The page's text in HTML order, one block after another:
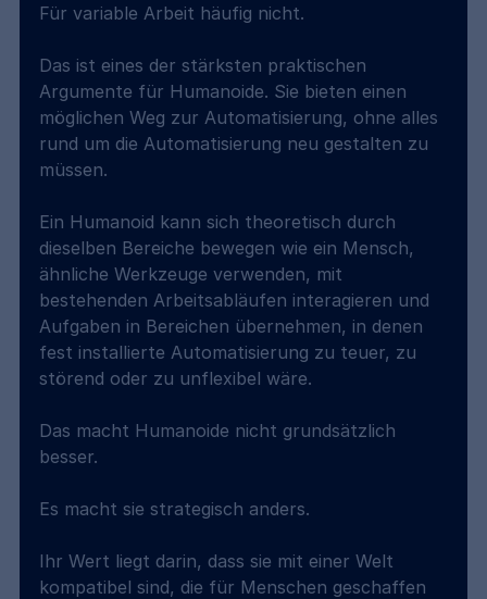
Für variable Arbeit häufig nicht.
Das ist eines der stärksten praktischen
Argumente für Humanoide. Sie bieten einen
möglichen Weg zur Automatisierung, ohne alles
rund um die Automatisierung neu gestalten zu
müssen.
Ein Humanoid kann sich theoretisch durch
dieselben Bereiche bewegen wie ein Mensch,
ähnliche Werkzeuge verwenden, mit
bestehenden Arbeitsabläufen interagieren und
Aufgaben in Bereichen übernehmen, in denen
fest installierte Automatisierung zu teuer, zu
störend oder zu unflexibel wäre.
Das macht Humanoide nicht grundsätzlich
besser.
Es macht sie strategisch anders.
Ihr Wert liegt darin, dass sie mit einer Welt
kompatibel sind, die für Menschen geschaffen